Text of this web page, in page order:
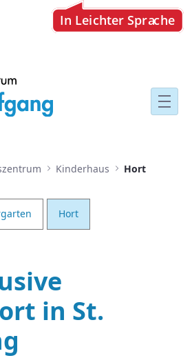
Kinderhaus Hort
Hort
in St.